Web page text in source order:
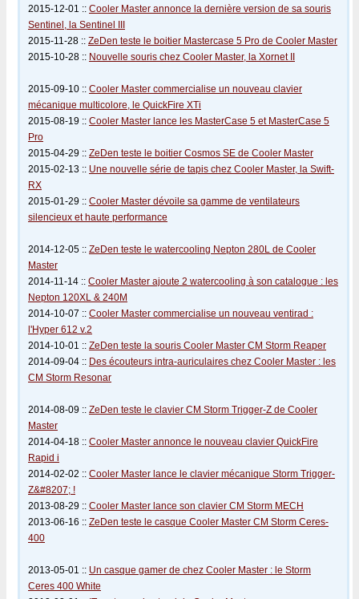
2015-12-01 :: Cooler Master annonce la dernière version de sa souris
Sentinel, la Sentinel III
2015-11-28 :: ZeDen teste le boitier Mastercase 5 Pro de Cooler Master
2015-10-28 :: Nouvelle souris chez Cooler Master, la Xornet II
2015-09-10 :: Cooler Master commercialise un nouveau clavier
mécanique multicolore, le QuickFire XTi
2015-08-19 :: Cooler Master lance les MasterCase 5 et MasterCase 5
Pro
2015-04-29 :: ZeDen teste le boitier Cosmos SE de Cooler Master
2015-02-13 :: Une nouvelle série de tapis chez Cooler Master, la Swift-
RX
2015-01-29 :: Cooler Master dévoile sa gamme de ventilateurs
silencieux et haute performance
2014-12-05 :: ZeDen teste le watercooling Nepton 280L de Cooler
Master
2014-11-14 :: Cooler Master ajoute 2 watercooling à son catalogue : les
Nepton 120XL & 240M
2014-10-07 :: Cooler Master commercialise un nouveau ventirad :
l'Hyper 612 v.2
2014-10-01 :: ZeDen teste la souris Cooler Master CM Storm Reaper
2014-09-04 :: Des écouteurs intra-auriculaires chez Cooler Master : les
CM Storm Resonar
2014-08-09 :: ZeDen teste le clavier CM Storm Trigger-Z de Cooler
Master
2014-04-18 :: Cooler Master annonce le nouveau clavier QuickFire
Rapid i
2014-02-02 :: Cooler Master lance le clavier mécanique Storm Trigger-
Z&#8207; !
2013-08-29 :: Cooler Master lance son clavier CM Storm MECH
2013-06-16 :: ZeDen teste le casque Cooler Master CM Storm Ceres-
400
2013-05-01 :: Un casque gamer de chez Cooler Master : le Storm
Ceres 400 White